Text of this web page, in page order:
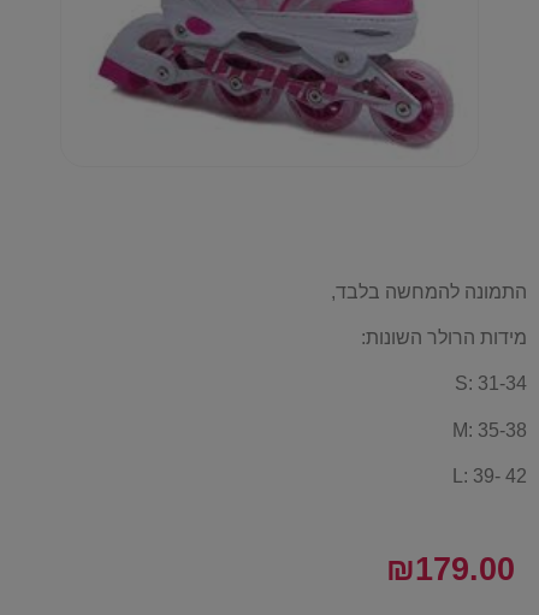
התמונה להמחשה בלבד,
מידות הרולר השונות:
S: 31-34
M: 35-38
L: 39- 42
₪179.00